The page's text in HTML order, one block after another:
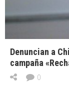
Denuncian a
campaña
0